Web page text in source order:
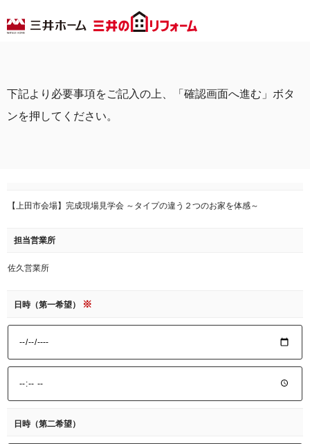
下記より必要事項をご記入の上、「確認画面へ進む」ボタ
ンを押してください。
【上田市会場】完成現場見学会 ～タイプの違う２つのお家を体感～
担当営業所
佐久営業所
日時（第一希望） ※
日時（第二希望）